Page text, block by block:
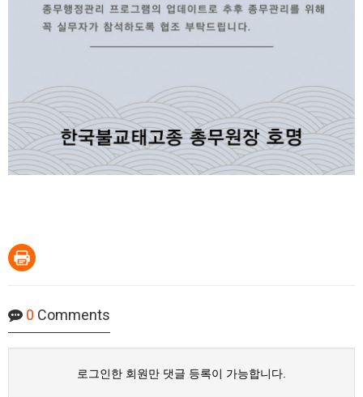
0 Comments
로그인한 회원만 댓글 등록이 가능합니다.